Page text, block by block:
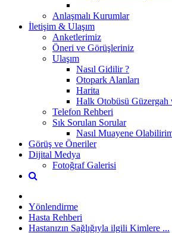
Anlaşmalı Kurumlar
İletişim & Ulaşım
Anketlerimiz
Öneri ve Görüşleriniz
Ulaşım
Nasıl Gidilir ?
Otopark Alanları
Harita
Halk Otobüsü
Telefon Rehberi
Sık Sorulan Sorular
Nasıl Muayene
Görüş ve Öneriler
Dijital Medya
Fotoğraf Galerisi
Yönlendirme
Hasta Rehberi
Hastanızın Sağlığıyla ilgili Kimlere ...